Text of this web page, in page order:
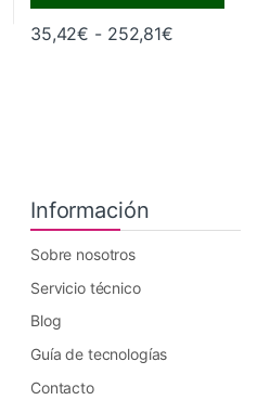
precios: desde 30,44€
variantes. Las opciones se
35,42€ - 252,81€Rango de
Este producto tiene múltiples
Información
Sobre nosotros
Servicio técnico
Blog
Guía de tecnologías
Contacto